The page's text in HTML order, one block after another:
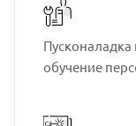
Пусконаладка
обучение